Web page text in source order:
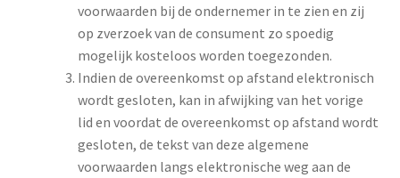
voorwaarden bij de ondernemer in te zien en zij
op zverzoek van de consument zo spoedig
mogelijk kosteloos worden toegezonden.
Indien de overeenkomst op afstand elektronisch
wordt gesloten, kan in afwijking van het vorige
lid en voordat de overeenkomst op afstand wordt
gesloten, de tekst van deze algemene
voorwaarden langs elektronische weg aan de